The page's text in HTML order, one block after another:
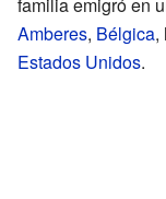
Amberes, Bélgica,
Estados Unidos.